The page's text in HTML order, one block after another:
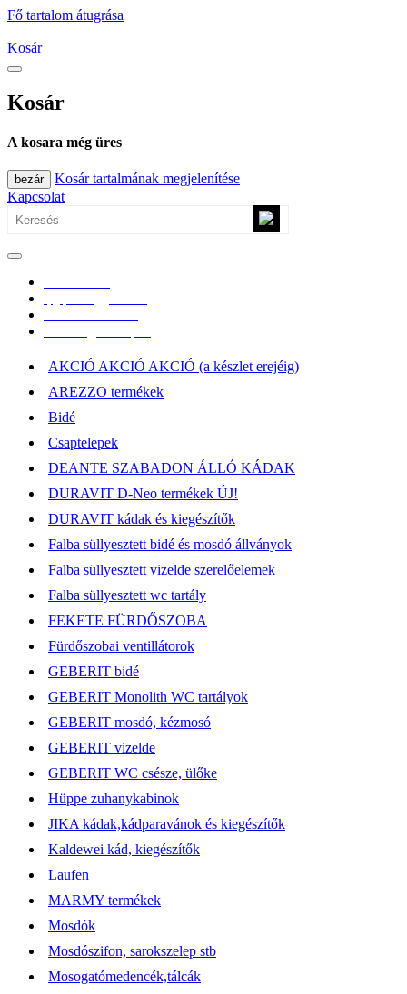
Fő tartalom átugrása
Kosár
Kosár
A kosara még üres
bezár
Kosár tartalmának megjelenítése
Kapcsolat
AKCIÓ AKCIÓ AKCIÓ (a készlet erejéig)
AREZZO termékek
Bidé
Csaptelepek
DEANTE SZABADON ÁLLÓ KÁDAK
DURAVIT D-Neo termékek ÚJ!
DURAVIT kádak és kiegészítők
Falba süllyesztett bidé és mosdó állványok
Falba süllyesztett vizelde szerelőelemek
Falba süllyesztett wc tartály
FEKETE FÜRDŐSZOBA
Fürdőszobai ventillátorok
GEBERIT bidé
GEBERIT Monolith WC tartályok
GEBERIT mosdó, kézmosó
GEBERIT vizelde
GEBERIT WC csésze, ülőke
Hüppe zuhanykabinok
JIKA kádak,kádparavánok és kiegészítők
Kaldewei kád, kiegészítők
Laufen
MARMY termékek
Mosdók
Mosdószifon, sarokszelep stb
Mosogatómedencék,tálcák